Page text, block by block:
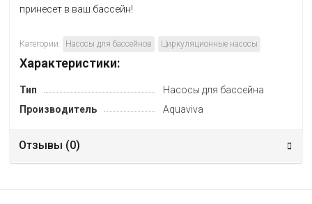
принесет в ваш бассейн!
Категории: Насосы для бассейнов Циркуляционные насосы
Характеристики:
Тип
Насосы для бассейна
Производитель
Aquaviva
Отзывы (0)